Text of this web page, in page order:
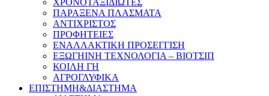
ΧΡΟΝΟΤΑΞΙΔΙΩΤΕΣ
ΠΑΡΑΞΕΝΑ ΠΛΑΣΜΑΤΑ
ΑΝΤΙΧΡΙΣΤΟΣ
ΠΡΟΦΗΤΕΙΕΣ
ΕΝΑΛΛΑΚΤΙΚΗ ΠΡΟΣΕΓΓΙΣΗ
ΕΞΩΓΗΙΝΗ ΤΕΧΝΟΛΟΓΙΑ – ΒΙΟΤΣΙΠ
ΚΟΙΛΗ ΓΗ
ΑΓΡΟΓΛΥΦΙΚΑ
ΕΠΙΣΤΗΜΗ&ΔΙΑΣΤΗΜΑ